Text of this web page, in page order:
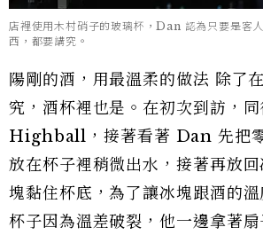
店裡使用木村硝子的玻璃杯，Dan 認為只要是客
西，都要講究。
陽剛的酒，用最溫柔的做法 除了
究，酒杯裡也是。在初次到訪，
Highball，接著看著 Dan 先把
放在杯子裡稍微出水，接著再放
塊黏住杯底，為了讓冰塊跟酒的
杯子因為溫差破裂，他一邊拿著